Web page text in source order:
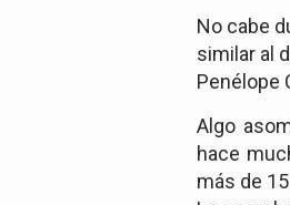
No cabe
similar al
Penélope
Algo
hace
más de